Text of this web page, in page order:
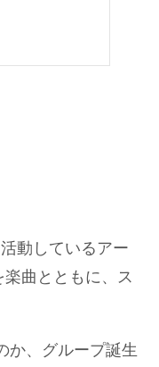
動しているアー
曲とともに、ス
か、グループ誕生